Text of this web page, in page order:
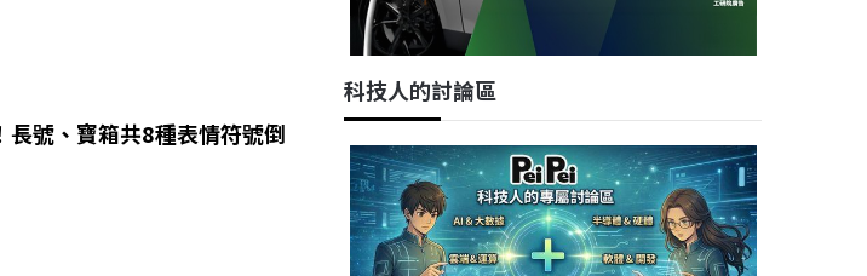
號、寶箱共8種表情符號倒
科技人的討論區